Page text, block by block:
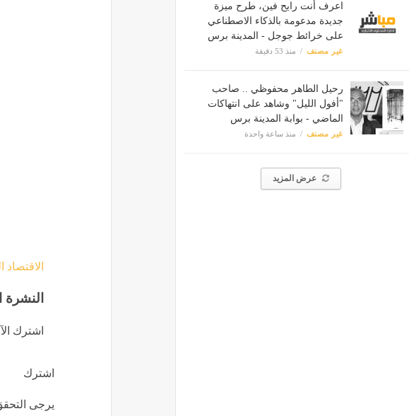
اعرف أنت رايح فين، طرح ميزة
جديدة مدعومة بالذكاء الاصطناعي
على خرائط جوجل - المدينة برس
غير مصنف منذ 53 دقيقة
رحيل الطاهر محفوظي .. صاحب
"أفول الليل" وشاهد على انتهاكات
الماضي - بوابة المدينة برس
غير مصنف منذ ساعة واحدة
عرض المزيد
الاقتصاد
النشرة
اشترك
اشترك
يرجى